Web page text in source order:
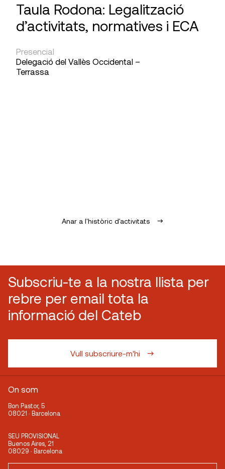
Taula Rodona: Legalització
d’activitats, normatives i ECA
Presencial
Delegació del Vallès Occidental –
Terrassa
Anar a l'històric d'activitats
Subscriu-te a la nostra llista per
rebre per email tota la
informació del Cateb
Vull subscriure-m'hi
On som
Bon Pastor, 5
08021 · Barcelona
SEU PROVISIONAL
Buenos Aires, 21
08029 · Barcelona